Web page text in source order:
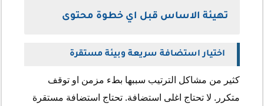
تهيئة الاساس قبل اي خطوة محتوى
اختيار استضافة سريعة وبيئة مستقرة
كثير من مشاكل الترتيب سببها بطء مزمن او توقف
متكرر. لا تحتاج اغلى استضافة. تحتاج استضافة مستقرة